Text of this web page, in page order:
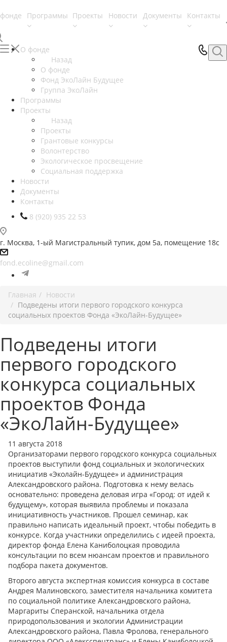
Программы Проекты Новости Документы Контакты
О фонде
Назад
О фонде
Фонд ЭкоЛайн Будущее
Группа ЭкоЛайн
Программы
Проекты
Назад
Проекты
Грантовые конкурсы
Волонтерство
Экологическое просвещение
Социальная поддержка
Новости
Документы
Контакты
8 (920) 935 22 53
г. Москва, 1-ый Магистральный тупик, дом 5а, помещение 18с
fond.ecoline@gmail.com
Главная
Новости
Подведены итоги первого городского конкурса
социальных проектов Фонда «ЭкоЛайн-Будущее»
Подведены итоги
первого городского
конкурса социальных
проектов Фонда
«ЭкоЛайн-Будущее»
11 августа 2018
Организаторами первого городского конкурса социальных
проектов выступили фонд социальных и экологических
инициатив «Эколайн-Будущее» и администрация
Александровского района. Подготовка к нему велась
основательно: проведена деловая игра «Город: от идей к
будущему», которая выявила проблемы и показала
инициативность участников. Прошел семинар, как
правильно написать идеальный проект, чтобы победить в
конкурсе. Когда участники определились с идеей проекта,
директор фонда Елена Каниболоцкая проводила
консультации по всем нюансам проектов и правильного
подбора пакета документов.
Второго августа экспертная комиссия конкурса в составе
Андрея Малиновского, заместителя начальника комитета
по социальной политике Александровского района,
Маргариты Сперанской, начальника отдела
природопользования и экологии Администрации
Александровского района, Павла Фролова, генерального